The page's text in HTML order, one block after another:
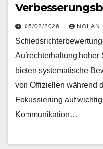
05/02/2026 NOLAN
Aufrechterhaltung hoher
bieten systematische
von Offiziellen während
Fokussierung auf
Kommunikation…